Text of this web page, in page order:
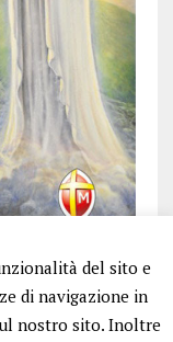
del sito e
di navigazione in
nostro sito. Inoltre